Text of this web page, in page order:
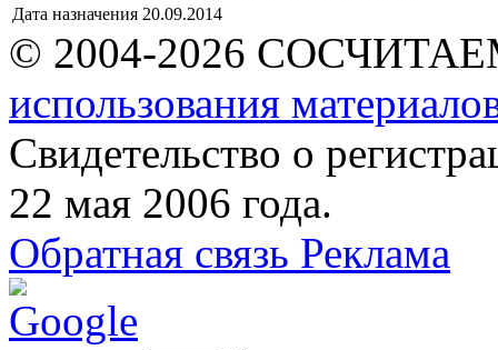
Дата назначения 20.09.2014
© 2004-2026
использования
Свидетельство о
22 мая 2006 года.
Обратная связь Реклама